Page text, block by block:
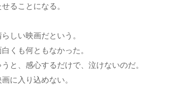
ることになる。
しい映画だという。
くも何ともなかった。
と、感心するだけで、泣けないのだ。
に入り込めない。